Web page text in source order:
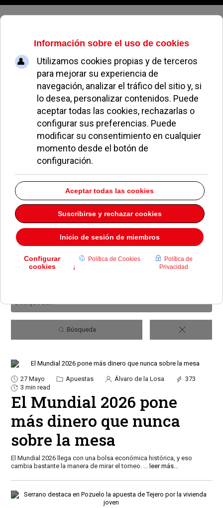
Viernes, 07 de agosto de 2026
Archivo Mensual
volver a archivo mensual
Mayo 2026
Welcome to our Archives page. On this page you will find totaly
our articles broken down into Months and Years.
Búsqueda
27 Mayo Apuestas Álvaro de la Losa
373
3 min read
El Mundial 2026 pone
más dinero que nunca
sobre la mesa
El Mundial 2026 llega con una bolsa económica histórica, y eso
cambia bastante la manera de mirar el torneo.
leer más...